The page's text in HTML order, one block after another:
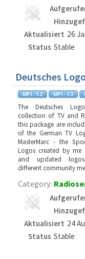
Aktualisiert 26
Status Stable
Deutsches
The Deutsches
collection of TV and
this package are
of the German TV
MasterMarc - the
Logos created by
and updated
different community
Category:
Aktualisiert 24
Status Stable